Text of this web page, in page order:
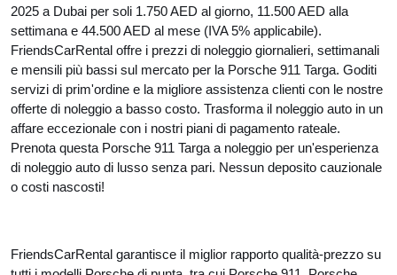
2025 a Dubai per soli 1.750 AED al giorno, 11.500 AED alla
settimana e 44.500 AED al mese (IVA 5% applicabile).
FriendsCarRental offre i prezzi di noleggio giornalieri, settimanali
e mensili più bassi sul mercato per la Porsche 911 Targa. Goditi
servizi di prim'ordine e la migliore assistenza clienti con le nostre
offerte di noleggio a basso costo. Trasforma il noleggio auto in un
affare eccezionale con i nostri piani di pagamento rateale.
Prenota questa Porsche 911 Targa a noleggio per un'esperienza
di noleggio auto di lusso senza pari. Nessun deposito cauzionale
o costi nascosti!
FriendsCarRental garantisce il miglior rapporto qualità-prezzo su